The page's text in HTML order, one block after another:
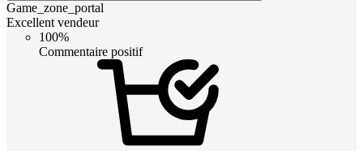
Game_zone_portal
Excellent vendeur
100%
Commentaire positif